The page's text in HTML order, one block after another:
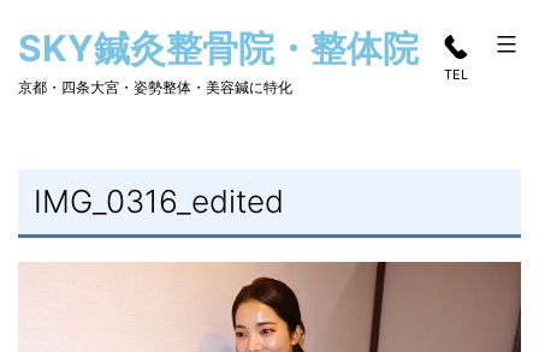
ン
テ
ス
キ
SKY鍼灸整骨院・整体院
京都・四条大宮・姿勢整体・美容鍼に特化
TEL
IMG_0316_edited